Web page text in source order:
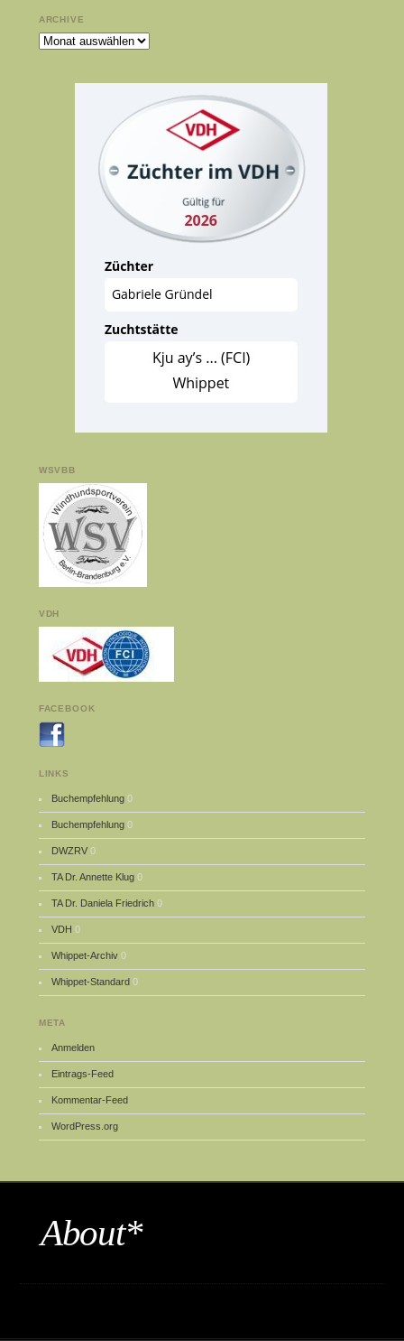
ARCHIVE
Archive
WSVBB
VDH
FACEBOOK
LINKS
Buchempfehlung 0
Buchempfehlung 0
DWZRV 0
TA Dr. Annette Klug 0
TA Dr. Daniela Friedrich 0
VDH 0
Whippet-Archiv 0
Whippet-Standard 0
META
Anmelden
Eintrags-Feed
Kommentar-Feed
WordPress.org
About*